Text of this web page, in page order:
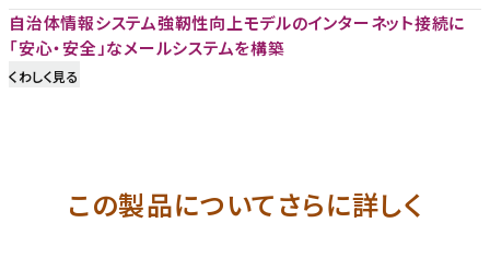
自治体情報システム強靭性向上モデルのインターネット接続に
「安心・安全」なメールシステムを構築
くわしく見る
この製品についてさらに詳しく